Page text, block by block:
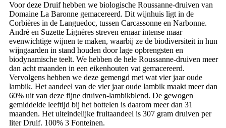
Voor deze Druif hebben we biologische Roussanne-druiven van
Domaine La Baronne gemacereerd. Dit wijnhuis ligt in de
Corbières in de Languedoc, tussen Carcassonne en Narbonne.
André en Suzette Lignères streven ernaar intense maar
evenwichtige wijnen te maken, waarbij ze de biodiversiteit in hun
wijngaarden in stand houden door lage opbrengsten en
biodynamische teelt. We hebben de hele Roussanne-druiven meer
dan acht maanden in een eikenhouten vat gemacereerd.
Vervolgens hebben we deze gemengd met wat vier jaar oude
lambik. Het aandeel van de vier jaar oude lambik maakt meer dan
60% uit van deze fijne druiven-lambikblend. De gewogen
gemiddelde leeftijd bij het bottelen is daarom meer dan 31
maanden. Het uiteindelijke fruitaandeel is 307 gram druiven per
liter Druif. 100% 3 Fonteinen.